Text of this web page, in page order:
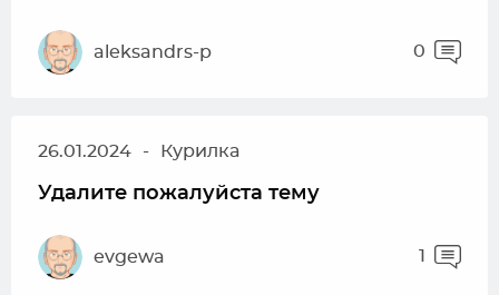
aleksandrs-p 0
26.01.2024 - Курилка
Удалите пожалуйста тему
evgewa 1